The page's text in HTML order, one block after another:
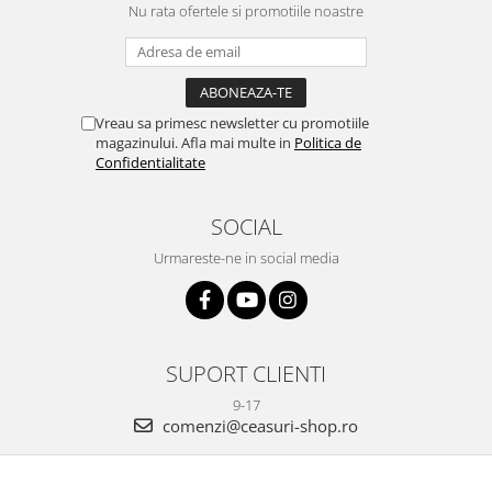
Nu rata ofertele si promotiile noastre
Vreau sa primesc newsletter cu promotiile
magazinului. Afla mai multe in Politica de
Confidentialitate
SOCIAL
Urmareste-ne in social media
SUPORT CLIENTI
9-17
comenzi@ceasuri-shop.ro